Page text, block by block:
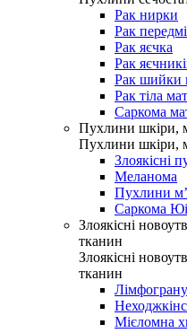
Рак нирки
Рак
Рак яєчка
Рак
Рак шийки
Рак тіла
Саркома
Пухлини шкіри,
Пухлини шкіри,
Злоякісні
Меланома
Пухлини
Саркома
Злоякісні
тканин
Злоякісні
тканин
Мієломна